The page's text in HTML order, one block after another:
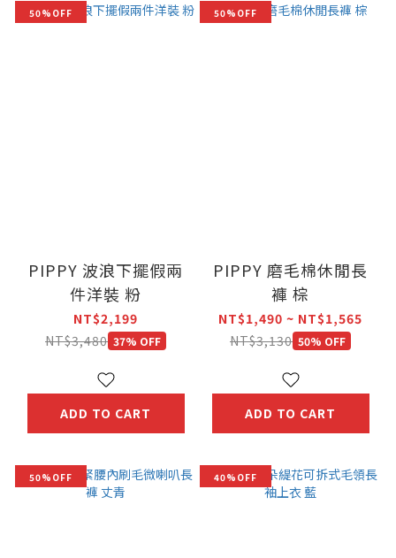
50%OFF
PIPPY 波浪下擺假兩
件洋裝 粉
NT$2,199
NT$3,480 37% OFF
ADD TO CART
50%OFF
PIPPY 磨毛棉休閒長
褲 棕
NT$1,490 ~ NT$1,565
NT$3,130 50% OFF
ADD TO CART
50%OFF 40%OFF